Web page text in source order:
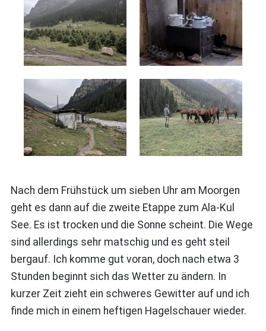
Nach dem Frühstück um sieben Uhr am Moorgen
geht es dann auf die zweite Etappe zum Ala-Kul
See. Es ist trocken und die Sonne scheint. Die Wege
sind allerdings sehr matschig und es geht steil
bergauf. Ich komme gut voran, doch nach etwa 3
Stunden beginnt sich das Wetter zu ändern. In
kurzer Zeit zieht ein schweres Gewitter auf und ich
finde mich in einem heftigen Hagelschauer wieder.